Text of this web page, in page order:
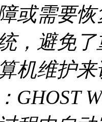
或需要
，避免
机维护
GHOST